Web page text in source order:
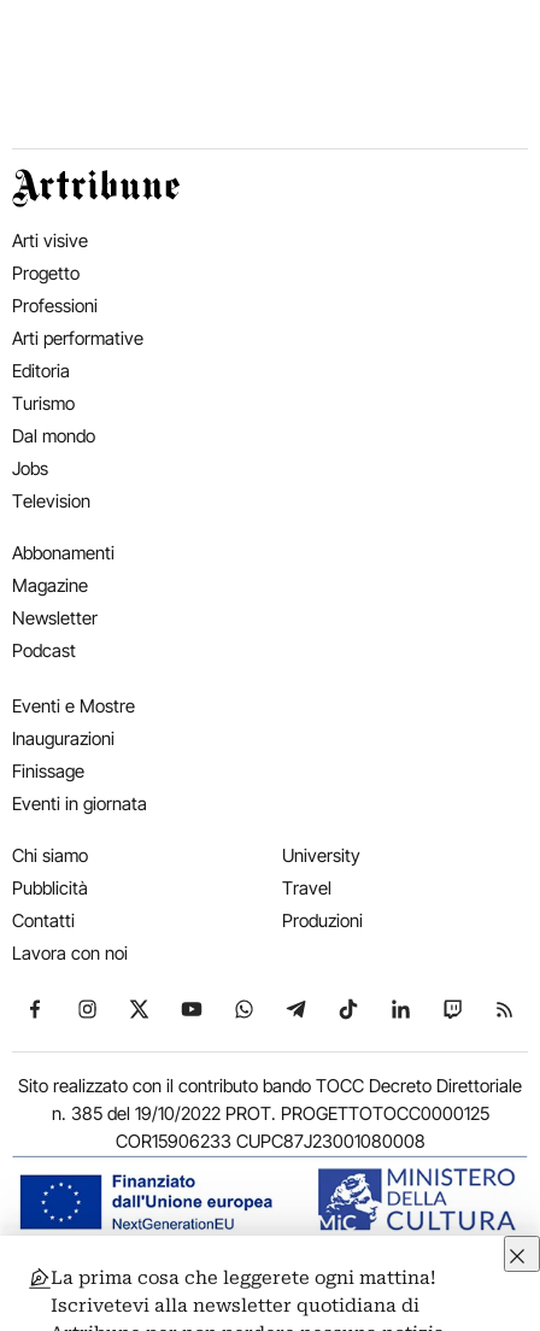
Artribune
Arti visive
Progetto
Professioni
Arti performative
Editoria
Turismo
Dal mondo
Jobs
Television
Abbonamenti
Magazine
Newsletter
Podcast
Eventi e Mostre
Inaugurazioni
Finissage
Eventi in giornata
Chi siamo
Pubblicità
Contatti
Lavora con noi
University
Travel
Produzioni
Seguici su Facebook
Seguici su Instagram
Seguici su X
Seguici su YouTube
Seguici su WhatsApp
Seguici su Telegram
Seguici su TikTok
Seguici su
Seguici
Sito realizzato con il contributo bando TOCC Decreto Direttoriale
n. 385 del 19/10/2022 PROT. PROGETTOTOCC0000125
COR15906233 CUPC87J23001080008
© 2011-2026 ARTRIBUNE srl – Corso Vittorio Emanuele II, 287 –
00186 Roma - P.I. 11381581005
La prima cosa che leggerete ogni mattina!
Iscrivetevi alla newsletter quotidiana di